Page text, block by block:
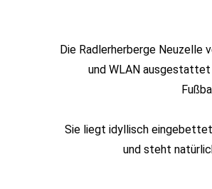
Die Radlerherberge Neuzelle
und WLAN ausgestattet
Sie liegt idyllisch eingebettet
und steht